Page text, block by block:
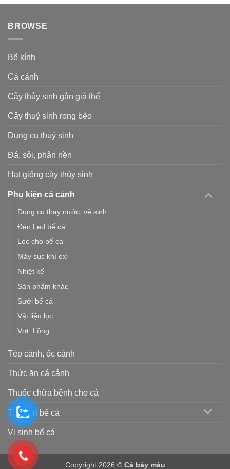
BROWSE
Bể kính
Cá cảnh
Cây thủy sinh gắn giá thể
Cây thuỷ sinh rong bèo
Dụng cụ thuỷ sinh
Đá, sỏi, phân nền
Hạt giống cây thủy sinh
Phụ kiện cá cảnh
Dụng cụ thay nước, vệ sinh
Đèn Led bể cá
Lọc cho bể cá
Máy sục khí oxi
Nhiệt kế
Sản phẩm khác
Sưởi bể cá
Vật liệu lọc
Vợt, Lồng
Tép cảnh, ốc cảnh
Thức ăn cá cảnh
Thuốc chữa bệnh cho cá
Trang trí bể cá
Vi sinh bể cá
Copyright 2026 © Cá bảy màu